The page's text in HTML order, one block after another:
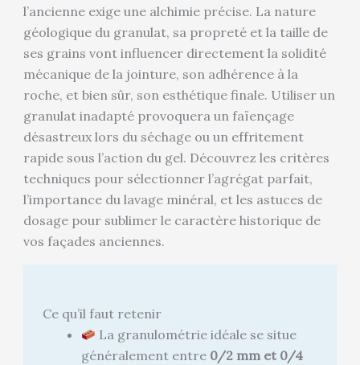
l’ancienne exige une alchimie précise. La nature
géologique du granulat, sa propreté et la taille de
ses grains vont influencer directement la solidité
mécanique de la jointure, son adhérence à la
roche, et bien sûr, son esthétique finale. Utiliser un
granulat inadapté provoquera un faïençage
désastreux lors du séchage ou un effritement
rapide sous l’action du gel. Découvrez les critères
techniques pour sélectionner l’agrégat parfait,
l’importance du lavage minéral, et les astuces de
dosage pour sublimer le caractère historique de
vos façades anciennes.
Ce qu’il faut retenir
La granulométrie idéale se situe
généralement entre 0/2 mm et 0/4